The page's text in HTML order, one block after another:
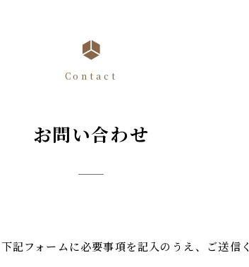
Contact
お問い合わせ
フォームに必要事項を記入のうえ、ご送信